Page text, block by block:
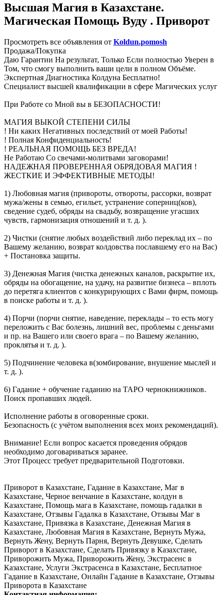
Высшая Магия в Казахстане.
Магическая Помощь Вуду . Приворот
Просмотреть все объявления от Koldun.pomosh
Продажа/Покупка
Даю Гарантии На результат, Только Если полностью Уверен в
Том, что смогу выполнить ваши цели в полном Объёме.
Экспертная Диагностика Колдуна Бесплатно!
Специалист высшей квалификации в сфере Магических услуг
При Работе со Мной вы в БЕЗОПАСНОСТИ!
МАГИЯ ВЫКОЙ СТЕПЕНИ СИЛЫ
! Ни каких Негативных последствий от моей Работы!
! Полная Конфиденциальность!
! РЕАЛЬНАЯ ПОМОЩЬ БЕЗ ВРЕДА!
Не Работаю Со свечами-молитвами заговорами!
НАДЕЖНАЯ ПРОВЕРЕННАЯ ОБРЯДОВАЯ МАГИЯ !
ЖЕСТКИЕ И ЭФФЕКТИВНЫЕ МЕТОДЫ!
1) Любовная магия (привороты, отвороты, рассорки, возврат
мужа/жены в семью, егильет, устранение соперниц(ков),
сведение судеб, обряды на свадьбу, возвращение угасших
чувств, гармонизация отношений и т. д. ).
2) Чистки (снятие любых воздействий либо переклад их – по
Вашему желанию, возврат колдовства пославшему его на Вас)
+ Постановка защиты.
3) Денежная Магия (чистка денежных каналов, раскрытие их,
обряды на обогащение, на удачу, на развитие бизнеса – вплоть
до перетяга клиентов с конкурирующих с Вами фирм, помощь
в поиске работы и т. д. ).
4) Порчи (порчи снятие, наведение, переклады – то есть могу
переложить с Вас болезнь, лишний вес, проблемы с деньгами
и пр. на Вашего или своего врага – по Вашему желанию,
проклятья и т. д. ).
5) Подчинение человека в(зомбирование, внушение мыслей и
т. д. ).
6) Гадание + обучение гаданию на ТАРО чернокнижников.
Поиск пропавших людей.
Исполнение работы в оговоренные сроки.
Безопасность (с учётом выполнения всех моих рекомендаций).
Внимание! Если вопрос касается проведения обрядов
необходимо договариваться заранее.
Этот Процесс требует предварительной Подготовки.
Приворот в Казахстане, Гадание в Казахстане, Маг в
Казахстане, Черное венчание в Казахстане, колдун в
Казахстане, Помощь мага в Казахстане, помощь гадалки в
Казахстане, Отзывы Гадалка в Казахстане, Отзывы Маг в
Казахстане, Привязка в Казахстане, Денежная Магия в
Казахстане, Любовная Магия в Казахстане, Вернуть Мужа,
Вернуть Жену, Вернуть Парня, Вернуть Девушке, Сделать
Приворот в Казахстане, Сделать Привязку в Казахстане,
Приворожить Мужа, Приворожить Жену, Экстрасенс в
Казахстане, Услуги Экстрасенса в Казахстане, Бесплатное
Гадание в Казахстане, Онлайн Гадание в Казахстане, Отзывы
Приворота в Казахстане